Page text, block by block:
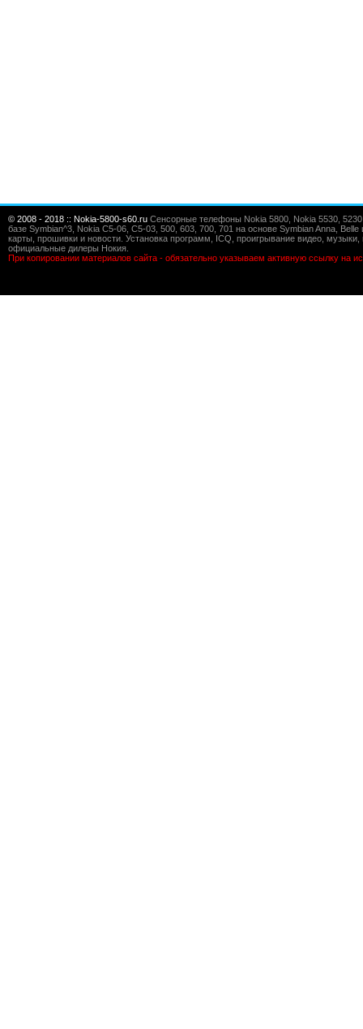
© 2008 - 2018 :: Nokia-5800-s60.ru Сенсорные телефоны Nokia 5800, Nokia 5530,
базе Symbian^3, Nokia C5-06, C5-03, 500, 603, 700, 701 на основе Symbian Anna,
карты, прошивки и новости. Установка программ, ICQ, проигрывание видео,
официальные дилеры Нокия.
При копировании материалов сайта - обязательно указываем активную ссылку на